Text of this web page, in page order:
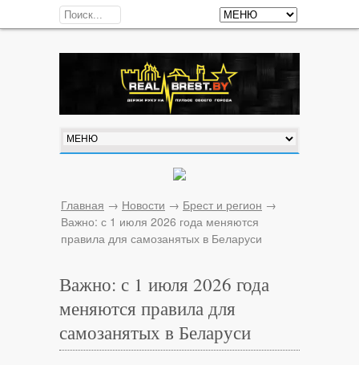
Главная → Новости → Брест и регион →
Важно: с 1 июля 2026 года меняются
правила для самозанятых в Беларуси
Важно: с 1 июля 2026 года
меняются правила для
самозанятых в Беларуси